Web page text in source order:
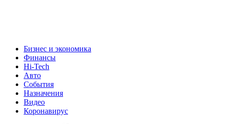
Бизнес и экономика
Финансы
Hi-Tech
Авто
События
Назначения
Видео
Коронавирус